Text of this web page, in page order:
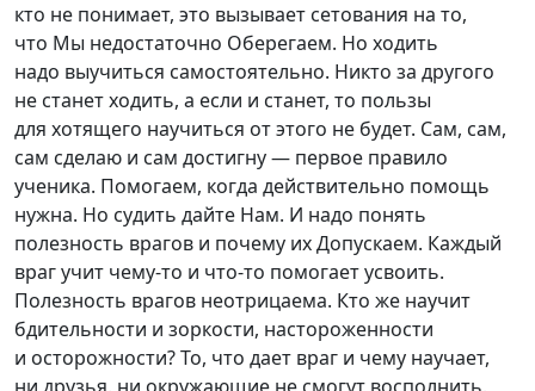
кто не понимает, это вызывает сетования на то,
что Мы недостаточно Оберегаем. Но ходить
надо выучиться самостоятельно. Никто за другого
не станет ходить, а если и станет, то пользы
для хотящего научиться от этого не будет. Сам, сам,
сам сделаю и сам достигну — первое правило
ученика. Помогаем, когда действительно помощь
нужна. Но судить дайте Нам. И надо понять
полезность врагов и почему их Допускаем. Каждый
враг учит чему-то и что-то помогает усвоить.
Полезность врагов неотрицаема. Кто же научит
бдительности и зоркости, настороженности
и осторожности? То, что дает враг и чему научает,